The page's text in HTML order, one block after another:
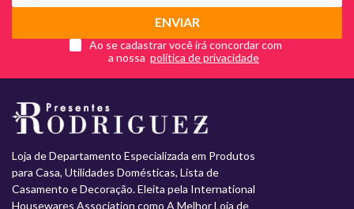
ENVIAR
Ao se cadastrar você irá concordar com
a nossa
Loja de Departamento Especializada em Produtos
para Casa, Utilidades Domésticas, Lista de
Casamento e Decoração. Eleita pela International
Housewares Association como A Melhor Loja de